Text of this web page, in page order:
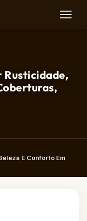
Rusticidade,
E Conforto Em